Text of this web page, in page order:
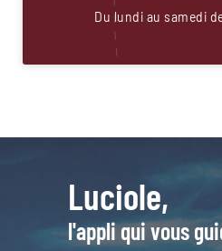
Du lundi au samedi
Luciole,
l'appli qui vous